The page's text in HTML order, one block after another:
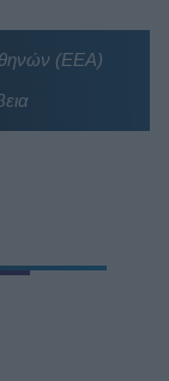
(ΕΕΑ)